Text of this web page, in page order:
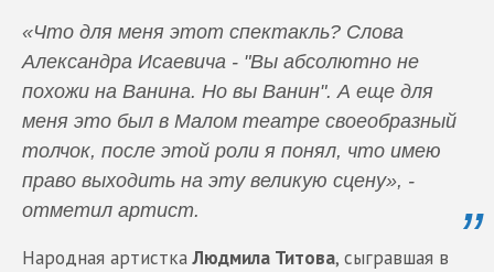
«Что для меня этот спектакль? Слова
Александра Исаевича - "Вы абсолютно не
похожи на Ванина. Но вы Ванин". А еще для
меня это был в Малом театре своеобразный
толчок, после этой роли я понял, что имею
право выходить на эту великую сцену», -
отметил артист.
Народная артисткаЛюдмила Титова, сыгравшая в